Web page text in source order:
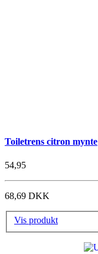
Toiletrens citron mynte
54,95
68,69 DKK
Vis produkt